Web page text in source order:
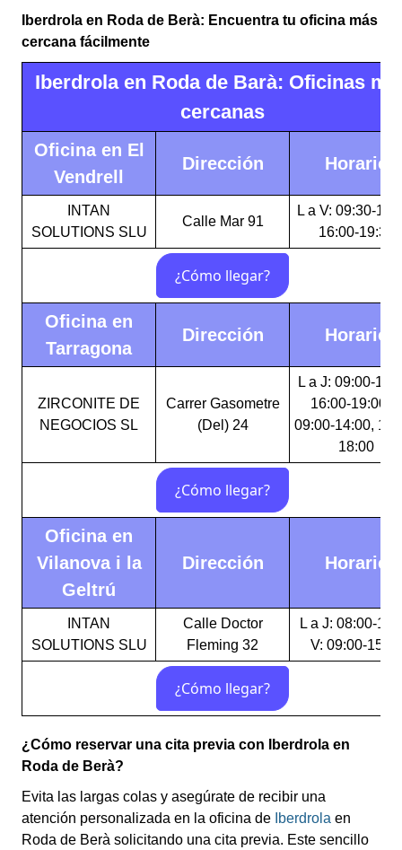
Iberdrola en Roda de Berà: Encuentra tu oficina más
cercana fácilmente
Iberdrola en Roda de Barà: Oficinas
cercanas
Oficina en El
Vendrell
Dirección Horario
INTAN
SOLUTIONS SLU
Calle Mar 91
L a V: 09:30-
16:00-19:30
Oficina en
Tarragona
Dirección Horario
ZIRCONITE DE
NEGOCIOS SL
Carrer Gasometre
(Del) 24
L a J: 09:00-
16:00-19:00 V:
09:00-14:00,
18:00
Oficina en
Vilanova i la
Geltrú
Dirección Horario
INTAN
SOLUTIONS SLU
Calle Doctor
Fleming 32
L a J: 08:00-
V: 09:00-15:00
¿Cómo reservar una cita previa con Iberdrola en
Roda de Berà?
Evita las largas colas y asegúrate de recibir una
atención personalizada en la oficina de Iberdrola en
Roda de Berà solicitando una cita previa. Este sencillo